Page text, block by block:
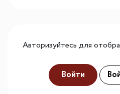
Авторизуйтесь для
Войти